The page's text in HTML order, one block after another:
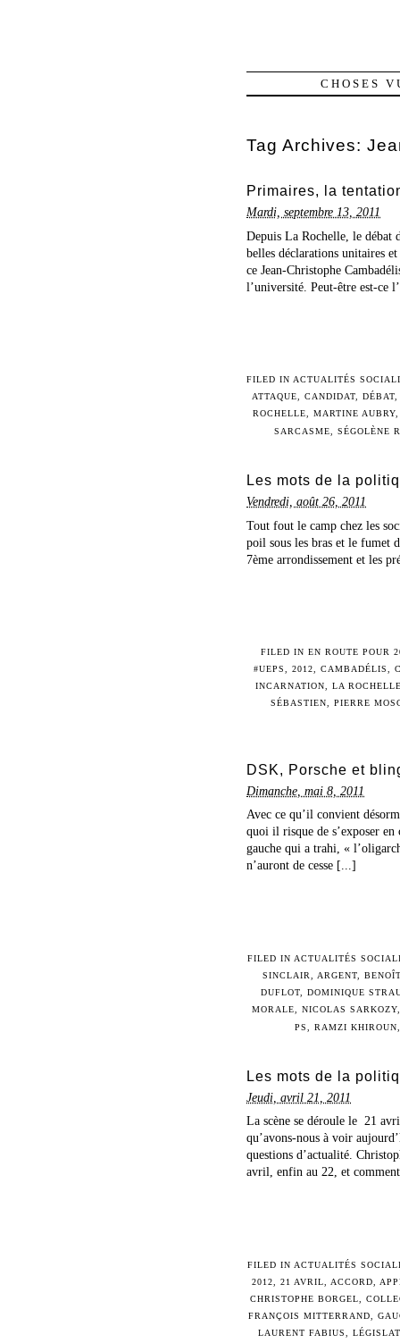
CHOSES
Tag Archives:
Primaires, la
Mardi, septembre 13, 2011
Depuis La Rochelle, le débat
belles déclarations unitaires
ce Jean-Christophe
l’université. Peut-être est-ce
FILED IN ACTUALITÉS
ATTAQUE
CANDIDAT DÉBAT
ROCHELLE
MARTINE AUBRY
SARCASME
,SÉGOLÈNE
Les mots de la
Vendredi, août 26, 2011
Tout fout le camp chez les
poil sous les bras et le fumet
7ème arrondissement et les
FILED INEN ROUTE POUR
#UEPS
2012 CAMBADÉLIS
INCARNATION
LA
SÉBASTIEN
PIERRE
DSK, Porsche et
Dimanche, mai 8, 2011
Avec ce qu’il convient
quoi il risque de s’exposer
gauche qui a trahi, «
n’auront de cesse [...]
FILED IN ACTUALITÉS
SINCLAIR
ARGENT,
DUFLOT
DOMINIQUE
MORALE
NICOLAS SARKOZY
PS
,RAMZI KHIROUN
Les mots de la
Jeudi, avril 21, 2011
La scène se déroule le 21
qu’avons-nous à voir
questions d’actualité.
avril, enfin au 22, et
FILED IN ACTUALITÉS
2012
21 AVRIL ACCORD
CHRISTOPHE BORGEL
FRANÇOIS MITTERRAND
LAURENT FABIUS